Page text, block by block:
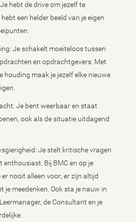
hebt de drive om jezelf te
een helder beeld van je eigen
Je schakelt moeiteloos tussen
en opdrachtgevers. Met
houding maak je jezelf elke nieuwe
Je bent weerbaar en staat
ook als de situatie uitdagend
Je stelt kritische vragen
enthousiast. Bij BMC en op je
nooit alleen voor; er zijn altijd
je meedenken. Ook sta je nauw in
de Consultant en je